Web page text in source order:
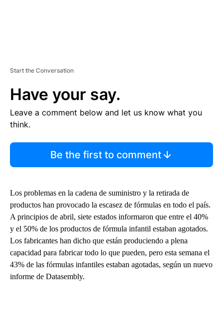
Start the Conversation
Have your say.
Leave a comment below and let us know what you
think.
Be the first to comment
Los problemas en la cadena de suministro y la retirada de
productos han provocado la escasez de fórmulas en todo el país.
A principios de abril, siete estados informaron que entre el 40%
y el 50% de los productos de fórmula infantil estaban agotados.
Los fabricantes han dicho que están produciendo a plena
capacidad para fabricar todo lo que pueden, pero esta semana el
43% de las fórmulas infantiles estaban agotadas, según un nuevo
informe de Datasembly.